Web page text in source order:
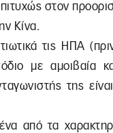
στον
Κίνα.
τις ΗΠΑ
με αμοιβαία
της
από τα